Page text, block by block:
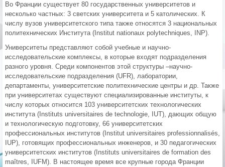
Во Франции существует 80 государственных университетов и
несколько частных: 3 светских университета и 5 католических. К
числу вузов университетского типа также относятся 3 национальных
политехнических Института (Institut nationaux polytechniques, INP).
Университеты представляют собой учебные и научно-
исследовательские комплексы, в которые входят подразделения
разного уровня. Среди компонентов этой структуры –научно-
исследовательские подразделения (UFR), лаборатории,
департаменты, университетские политехнические центры и др. Также
при университетах существуют специализированные институты, к
числу которых относится 103 университетских технологических
института (Instituts universitaires de technologie, IUT), дающих общую
и технологическую подготовку, 66 университетских
профессиональных институтов (Institut universitaires professionnalisés,
IUP), готовящих профессиональных инженеров, и 30 педагогических
университетских институтов (Instituts universitaires de formation des
maîtres, IUFM). В настоящее время все крупные города Франции